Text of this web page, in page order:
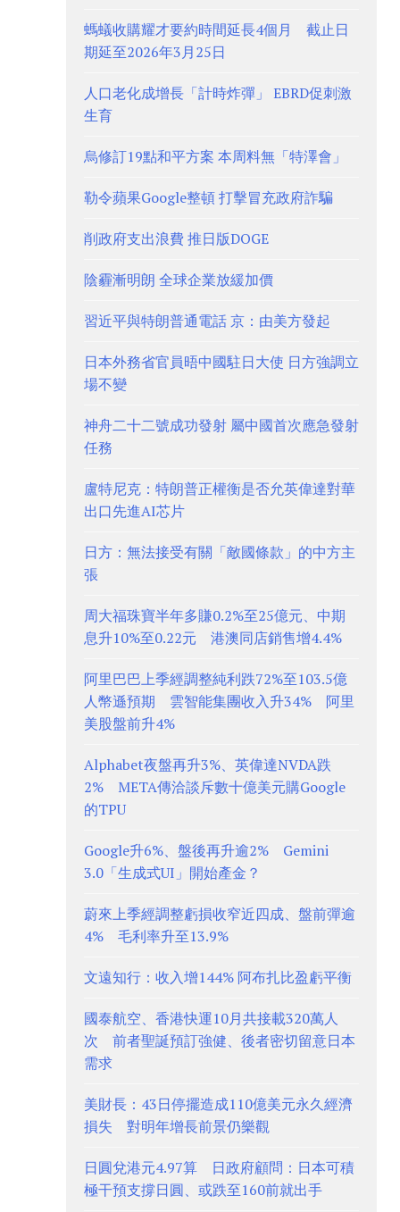
螞蟻收購耀才要約時間延長4個月 截止日
期延至2026年3月25日
人口老化成增長「計時炸彈」 EBRD促刺激
生育
烏修訂19點和平方案 本周料無「特澤會」
勒令蘋果Google整頓 打擊冒充政府詐騙
削政府支出浪費 推日版DOGE
陰霾漸明朗 全球企業放緩加價
習近平與特朗普通電話 京：由美方發起
日本外務省官員晤中國駐日大使 日方強調立
場不變
神舟二十二號成功發射 屬中國首次應急發射
任務
盧特尼克：特朗普正權衡是否允英偉達對華
出口先進AI芯片
日方：無法接受有關「敵國條款」的中方主
張
周大福珠寶半年多賺0.2%至25億元、中期
息升10%至0.22元 港澳同店銷售增4.4%
阿里巴巴上季經調整純利跌72%至103.5億
人幣遜預期 雲智能集團收入升34% 阿里
美股盤前升4%
Alphabet夜盤再升3%、英偉達NVDA跌
2% META傳洽談斥數十億美元購Google
的TPU
Google升6%、盤後再升逾2% Gemini
3.0「生成式UI」開始產金？
蔚來上季經調整虧損收窄近四成、盤前彈逾
4% 毛利率升至13.9%
文遠知行：收入增144% 阿布扎比盈虧平衡
國泰航空、香港快運10月共接載320萬人
次 前者聖誕預訂強健、後者密切留意日本
需求
美財長：43日停擺造成110億美元永久經濟
損失 對明年增長前景仍樂觀
日圓兌港元4.97算 日政府顧問：日本可積
極干預支撐日圓、或跌至160前就出手